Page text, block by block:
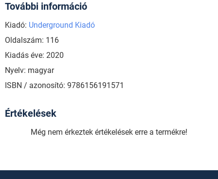
További információ
Kiadó: Underground Kiadó
Oldalszám: 116
Kiadás éve: 2020
Nyelv: magyar
ISBN / azonosító: 9786156191571
Értékelések
Még nem érkeztek értékelések erre a termékre!